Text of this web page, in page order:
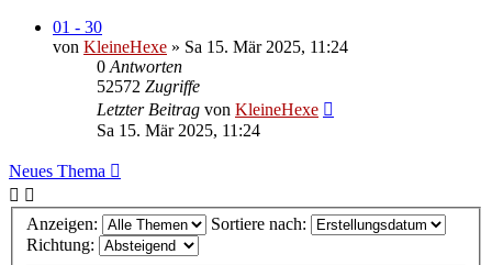
01 - 30
von KleineHexe » Sa 15. Mär 2025, 11:24
0 Antworten
52572 Zugriffe
Letzter Beitrag von KleineHexe
Sa 15. Mär 2025, 11:24
Neues Thema
Anzeigen:
Sortiere nach:
Richtung: